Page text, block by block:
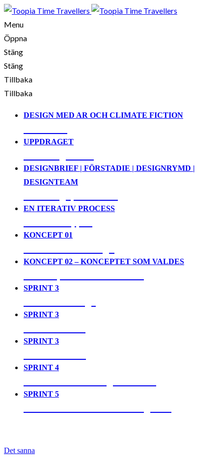
Menu
Öppna
Stäng
Stäng
Tillbaka
Tillbaka
DESIGN MED AR OCH CLIMATE FICTION
UPPDRAGET
DESIGNBRIEF | FÖRSTADIE | DESIGNRYMD |
DESIGNTEAM
EN ITERATIV PROCESS
KONCEPT 01
KONCEPT 02 – KONCEPTET SOM VALDES
SPRINT 3
SPRINT 3
SPRINT 3
SPRINT 4
SPRINT 5
Det sanna